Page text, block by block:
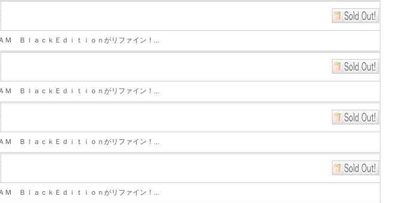
Ｍ ＢｌａｃｋＥｄｉｔｉｏｎがリファイン！...
Ｍ ＢｌａｃｋＥｄｉｔｉｏｎがリファイン！...
Ｍ ＢｌａｃｋＥｄｉｔｉｏｎがリファイン！...
Ｍ ＢｌａｃｋＥｄｉｔｉｏｎがリファイン！...